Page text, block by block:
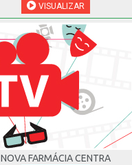
VISUALIZAR
NOVA FARMÁCIA CENTRA